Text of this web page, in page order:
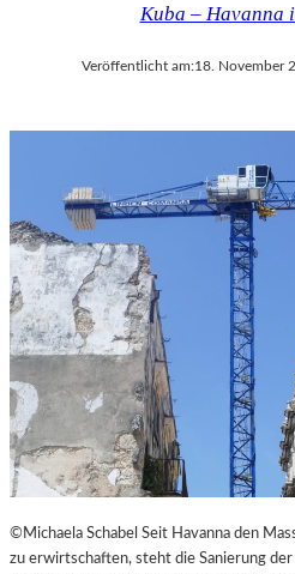
Kuba – Havanna
Veröffentlicht am:18. November
©Michaela Schabel Seit Havanna den
zu erwirtschaften, steht die Sanierung